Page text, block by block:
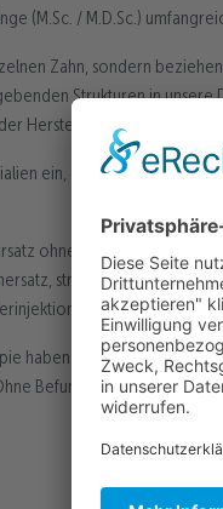
(M.Sc. / M.D.Sc.)
Zahn, sondern
Strukturen in
Herstellung von Zahnersatz.
ein, die für Sie
ohne unangenehmen
strahlungsarmes
u.v.m.
haben bei uns einen
Befund“.